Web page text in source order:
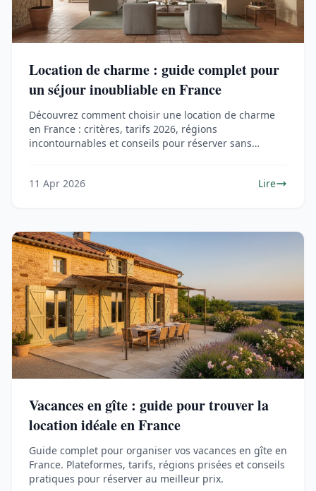
Location de charme : guide complet pour
un séjour inoubliable en France
Découvrez comment choisir une location de charme
en France : critères, tarifs 2026, régions
incontournables et conseils pour réserver sans
11 Apr 2026
Lire
Vacances en gîte : guide pour trouver la
location idéale en France
Guide complet pour organiser vos vacances en gîte en
France. Plateformes, tarifs, régions prisées et conseils
pratiques pour réserver au meilleur prix.